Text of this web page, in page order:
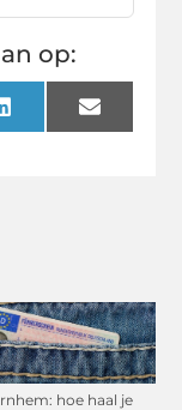
hoe haal je
op:
LinkedInEmail